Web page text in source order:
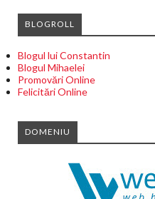
BLOGROLL
Blogul lui Constantin
Blogul Mihaelei
Promovări Online
Felicitări Online
DOMENIU